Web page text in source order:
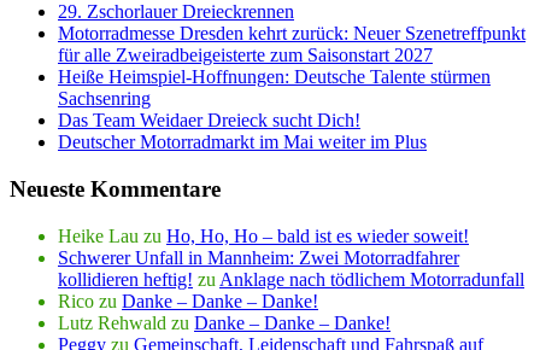
29. Zschorlauer Dreieckrennen
Motorradmesse Dresden kehrt zurück: Neuer Szenetreffpunkt
für alle Zweiradbeigeisterte zum Saisonstart 2027
Heiße Heimspiel-Hoffnungen: Deutsche Talente stürmen
Sachsenring
Das Team Weidaer Dreieck sucht Dich!
Deutscher Motorradmarkt im Mai weiter im Plus
Neueste Kommentare
Heike Lau zu Ho, Ho, Ho – bald ist es wieder soweit!
Schwerer Unfall in Mannheim: Zwei Motorradfahrer
kollidieren heftig! zu Anklage nach tödlichem Motorradunfall
Rico zu Danke – Danke – Danke!
Lutz Rehwald zu Danke – Danke – Danke!
Peggy zu Gemeinschaft, Leidenschaft und Fahrspaß auf